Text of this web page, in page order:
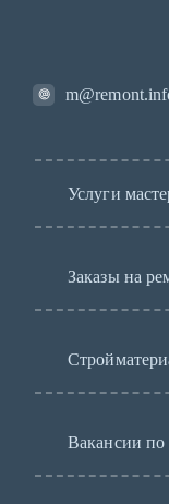
Услуги
Заказы на
Вакансии по